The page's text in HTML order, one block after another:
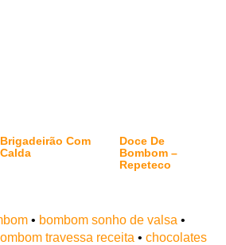
Brigadeirão Com
Calda
Doce De
Bombom –
Repeteco
• bombom sonho de valsa •
travessa receita • chocolates